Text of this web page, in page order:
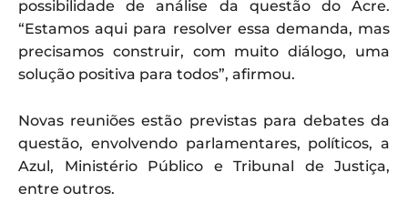
possibilidade de análise da questão do Acre.
“Estamos aqui para resolver essa demanda, mas
precisamos construir, com muito diálogo, uma
solução positiva para todos”, afirmou.
Novas reuniões estão previstas para debates da
questão, envolvendo parlamentares, políticos, a
Azul, Ministério Público e Tribunal de Justiça,
entre outros.